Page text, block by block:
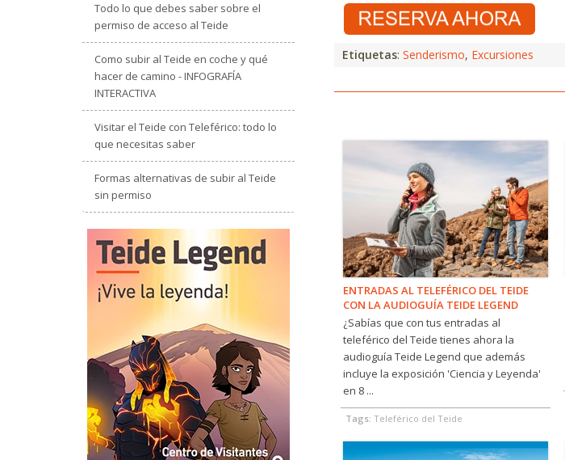
Etiquetas:Senderismo, Excursiones
ENTRADAS AL TELEFÉRICO DEL TEIDE
CON LA AUDIOGUÍA TEIDE LEGEND
¿Sabías que con tus entradas al
teleférico del Teide tienes ahora la
audioguía Teide Legend que además
incluye la exposición 'Ciencia y Leyenda'
en 8 ...
Tags:Teleférico del Teide
Todo lo que debes saber sobre el
permiso de acceso al Teide
Como subir al Teide en coche y qué
hacer de camino - INFOGRAFÍA
INTERACTIVA
Visitar el Teide con Teleférico: todo lo
que necesitas saber
Formas alternativas de subir al Teide
sin permiso